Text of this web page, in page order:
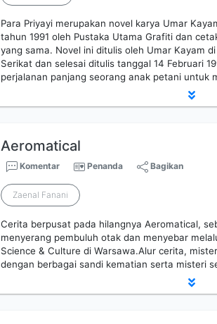
Para Priyayi merupakan novel karya Umar
tahun 1991 oleh Pustaka Utama Grafiti dan
yang sama. Novel ini ditulis oleh Umar Kayam
Serikat dan selesai ditulis tanggal 14 Februari
perjalanan panjang seorang anak petani untuk
Aeromatical
Komentar Penanda Bagikan
Zaenal Fanani
Cerita berpusat pada hilangnya Aeromatical,
menyerang pembuluh otak dan menyebar
Science & Culture di Warsawa.Alur cerita,
dengan berbagai sandi kematian serta misteri